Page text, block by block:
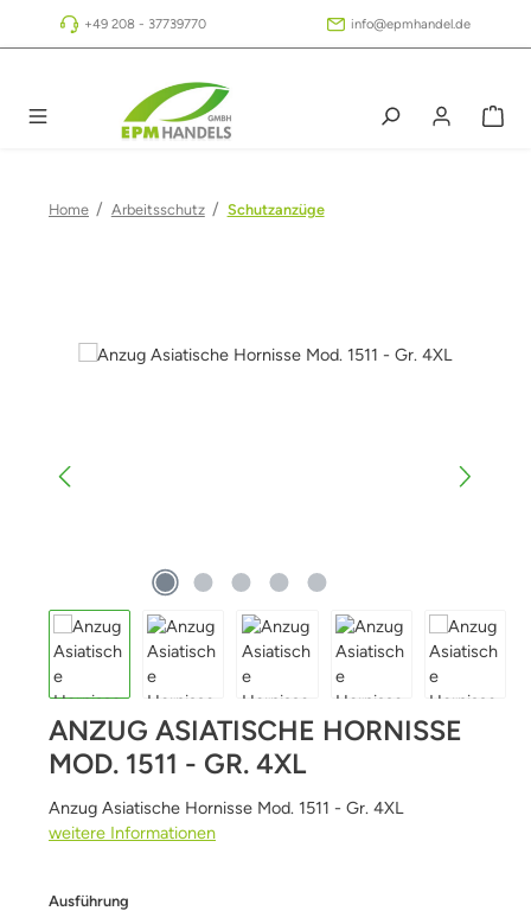
Zum Hauptinhalt springen
+49 208 - 37739770 info@epmhandel.de
Home / Arbeitsschutz / Schutzanzüge
Bildergalerie überspringen
ANZUG ASIATISCHE HORNISSE
MOD. 1511 - GR. 4XL
Anzug Asiatische Hornisse Mod. 1511 - Gr. 4XL
weitere Informationen
Ausführung